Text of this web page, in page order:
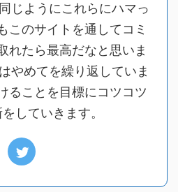
じようにこれらにハマっ
このサイトを通してコミ
れたら最高だなと思いま
やめてを繰り返していま
ることを目標にコツコツ
していきます。